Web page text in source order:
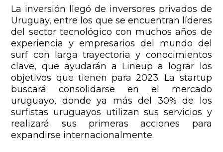
La inversión llegó de inversores privados de
Uruguay, entre los que se encuentran líderes
del sector tecnológico con muchos años de
experiencia y empresarios del mundo del
surf con larga trayectoria y conocimientos
clave, que ayudarán a Lineup a lograr los
objetivos que tienen para 2023. La startup
buscará consolidarse en el mercado
uruguayo, donde ya más del 30% de los
surfistas uruguayos utilizan sus servicios y
realizará sus primeras acciones para
expandirse internacionalmente.